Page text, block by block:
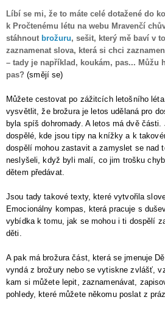
Líbí se mi, že to máte celé dotažené do
k Pročtenému létu na webu Mravenčí
stáhnout brožuru, sešit, který mě baví v
zaznamenat slova, která si chci
– tady je například, koukám, pas... Můžu
pas? (smějí se)
Můžete cestovat po zážitcích letošního
vysvětlit, že brožura je letos udělaná pro
byla spíš dohromady. A letos má dvě
dospělé, kde jsou tipy na knížky a k
dospělí mohou zastavit a zamyslet se nad
neslyšeli, když byli malí, co jim trošku
dětem předávat.
Jsou tady takové texty, které vytvořila
Emocionálny kompas, která pracuje s
vybídka k tomu, jak se mohou i ti dospělí
děti.
A pak má brožura část, která se jmenuje
vyndá z brožury nebo se vytiskne zvlášť,
kam si můžete lepit, zaznamenávat,
pohledy, které můžete někomu poslat z